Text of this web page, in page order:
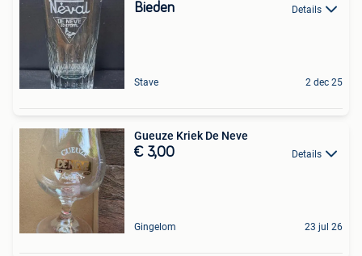
Bieden Details
Stave 2 dec 25
Gueuze Kriek De Neve
€ 3,00 Details
Gingelom 23 jul 26